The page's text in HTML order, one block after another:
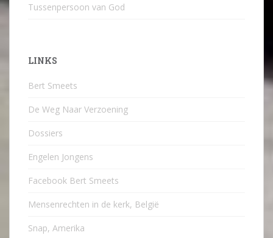
Tussenpersoon van God
LINKS
Bert Smeets
De Weg Naar Verzoening
Dossiers
Engelen Jongens
Facebook Bert Smeets
Mensenrechten in de kerk, België
Snap, Amerika